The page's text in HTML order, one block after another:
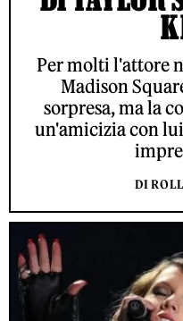
Per molti l'attore
Madison
sorpresa, ma la
un'amicizia con
DI